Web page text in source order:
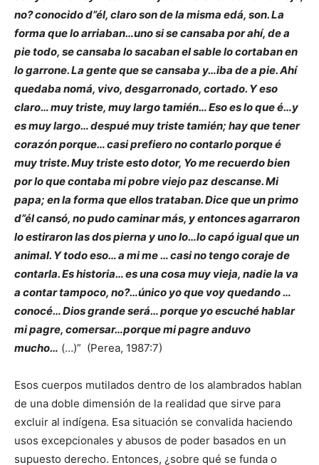
no? conocido d”él, claro son de la misma edá, son. La
forma que lo arriaban…uno si se cansaba por ahí, de a
pie todo, se cansaba lo sacaban el sable lo cortaban en
lo garrone. La gente que se cansaba y…iba de a pie. Ahí
quedaba nomá, vivo, desgarronado, cortado. Y eso
claro… muy triste, muy largo tamién… Eso es lo que é…y
es muy largo… despué muy triste tamién; hay que tener
corazón porque… casi prefiero no contarlo porque é
muy triste. Muy triste esto dotor, Yo me recuerdo bien
por lo que contaba mi pobre viejo paz descanse. Mi
papa; en la forma que ellos trataban. Dice que un primo
d”él cansó, no pudo caminar más, y entonces agarraron
lo estiraron las dos pierna y uno lo…lo capó igual que un
animal. Y todo eso… a mi me … casi no tengo coraje de
contarla. Es historia… es una cosa muy vieja, nadie la va
a contar tampoco, no?…único yo que voy quedando …
conocé… Dios grande será… porque yo escuché hablar
mi pagre, comersar…porque mi pagre anduvo
mucho… (…)” (Perea, 1987:7)
Esos cuerpos mutilados dentro de los alambrados hablan
de una doble dimensión de la realidad que sirve para
excluir al indígena. Esa situación se convalida haciendo
usos excepcionales y abusos de poder basados en un
supuesto derecho. Entonces, ¿sobre qué se funda o